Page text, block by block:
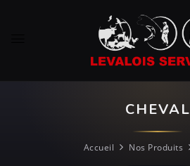
CHEVAL
Accueil Nos Produits